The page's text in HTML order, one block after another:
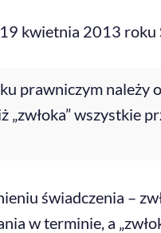
kwietnia 2013
prawniczym należy
„zwłoka”
świadczenia –
w terminie, a